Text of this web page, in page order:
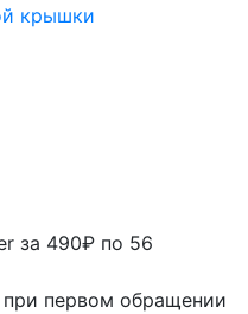
крышки
за 490₽ по 56
первом обращении